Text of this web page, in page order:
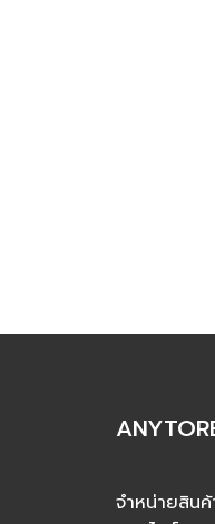
จำหน่ายสิน